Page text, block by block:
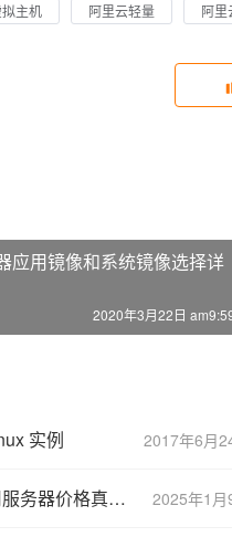
主机 阿里云轻量 阿里
应用镜像和系统镜像选择详
2020年3月22日
2017年6月
实例
2025年1月
2025阿里云轻量应用服务器价格真优惠，不服来战！200M大带宽